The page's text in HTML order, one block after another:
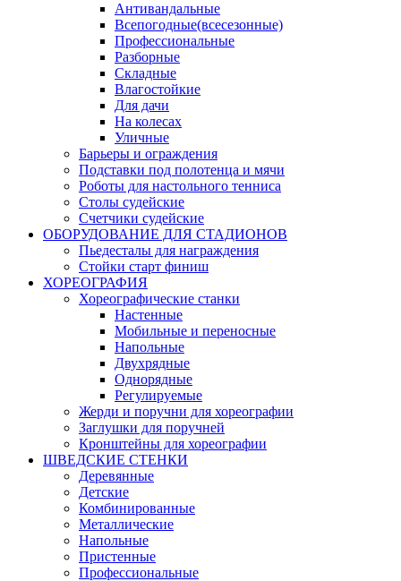
Антивандальные
Всепогодные(всесезонные)
Профессиональные
Разборные
Складные
Влагостойкие
Для дачи
На колесах
Уличные
Барьеры и ограждения
Подставки под полотенца и мячи
Роботы для настольного тенниса
Столы судейские
Счетчики судейские
ОБОРУДОВАНИЕ ДЛЯ СТАДИОНОВ
Пьедесталы для награждения
Стойки старт финиш
ХОРЕОГРАФИЯ
Хореографические станки
Настенные
Мобильные и переносные
Напольные
Двухрядные
Однорядные
Регулируемые
Жерди и поручни для хореографии
Заглушки для поручней
Кронштейны для хореографии
ШВЕДСКИЕ СТЕНКИ
Деревянные
Детские
Комбинированные
Металлические
Напольные
Пристенные
Профессиональные